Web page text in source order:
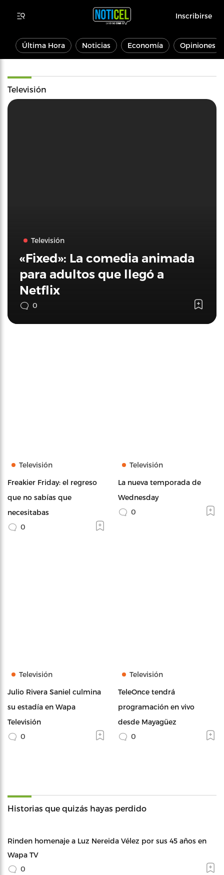
Inscribirse
Última Hora Noticias Economía Opiniones
Televisión
Televisión
«Fixed»: La comedia animada
para adultos que llegó a
Netflix
0
Televisión
Freakier Friday: el regreso
que no sabías que
necesitabas
0
Televisión
La nueva temporada de
Wednesday
0
Televisión
Julio Rivera Saniel culmina
su estadía en Wapa
Televisión
0
Televisión
TeleOnce tendrá
programación en vivo
desde Mayagüez
0
Historias que quizás hayas perdido
Rinden homenaje a Luz Nereida Vélez por sus 45 años en
Wapa TV
0